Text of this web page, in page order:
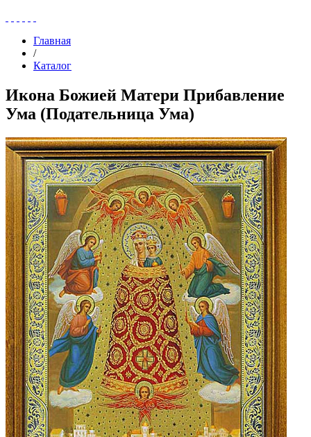
Главная
/
Каталог
Икона Божией Матери Прибавление
Ума (Подательница Ума)